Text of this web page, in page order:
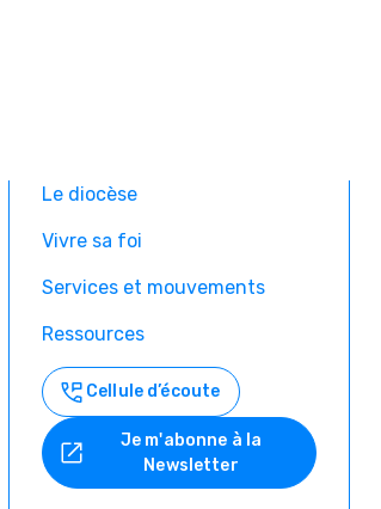
Le diocèse
Vivre sa foi
Services et mouvements
Ressources
Cellule d’écoute
Je m'abonne à la
Newsletter